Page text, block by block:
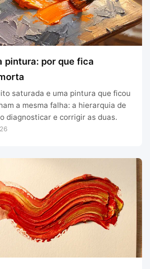
pintura: por que fica
saturada e uma pintura que ficou
a mesma falha: a hierarquia de
diagnosticar e corrigir as duas.